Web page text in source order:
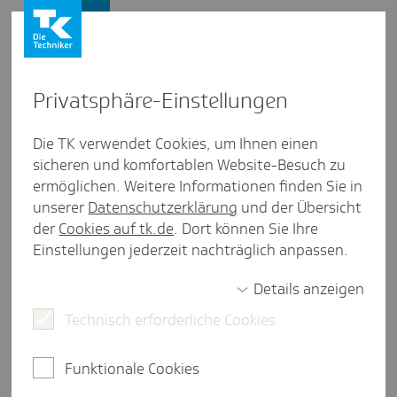
Ziel Gesund­heit: Mit der Tech­
niker kommen Sie an
zufällig. Sie entsteht dort, wo Sie gezielt
ansetzen: bei Arbeitsbedingungen, Teamkultur
Gesundheitsmanagement sind für Ihr
Unternehmen sinnvoll - und was ist realistisch im
weniger als eine Minute Lesezeit
Firmenkunden Betriebliches Gesundheitsmanagement
Privat­sphäre-Einstel­lungen
Die TK verwendet Cookies, um Ihnen einen
sicheren und komfortablen Website-Besuch zu
ermöglichen. Weitere Informationen finden Sie in
unserer Datenschutzerklärung und der Übersicht
der Cookies auf tk.de. Dort können Sie Ihre
Einstellungen jederzeit nachträglich anpassen.
Details anzeigen
Technisch erforderliche Cookies
Funktionale Cookies